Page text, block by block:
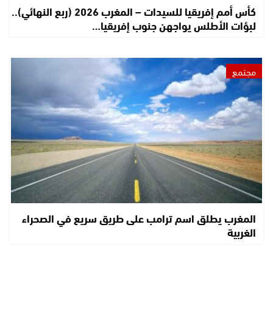
كأس أمم إفريقيا للسيدات – المغرب 2026 (ربع النهائي)..
لبؤات الأطلس يواجهن جنوب إفريقيا…
مجتمع
المغرب يطلق اسم ترامب على طريق سريع في الصحراء
الغربية